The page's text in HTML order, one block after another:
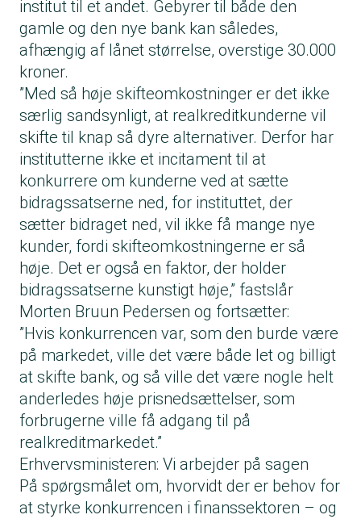
institut til et andet. Gebyrer til både den
gamle og den nye bank kan således,
afhængig af lånet størrelse, overstige 30.000
kroner.
”Med så høje skifteomkostninger er det ikke
særlig sandsynligt, at realkreditkunderne vil
skifte til knap så dyre alternativer. Derfor har
institutterne ikke et incitament til at
konkurrere om kunderne ved at sætte
bidragssatserne ned, for instituttet, der
sætter bidraget ned, vil ikke få mange nye
kunder, fordi skifteomkostningerne er så
høje. Det er også en faktor, der holder
bidragssatserne kunstigt høje,” fastslår
Morten Bruun Pedersen og fortsætter:
”Hvis konkurrencen var, som den burde være
på markedet, ville det være både let og billigt
at skifte bank, og så ville det være nogle helt
anderledes høje prisnedsættelser, som
forbrugerne ville få adgang til på
realkreditmarkedet.”
Erhvervsministeren: Vi arbejder på sagen
På spørgsmålet om, hvorvidt der er behov for
at styrke konkurrencen i finanssektoren – og